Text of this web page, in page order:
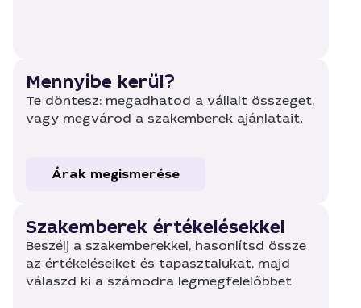
Mennyibe kerül?
Te döntesz: megadhatod a vállalt összeget,
vagy megvárod a szakemberek ajánlatait.
Árak megismerése
Szakemberek értékelésekkel
Beszélj a szakemberekkel, hasonlítsd össze
az értékeléseiket és tapasztalukat, majd
válaszd ki a számodra legmegfelelőbbet